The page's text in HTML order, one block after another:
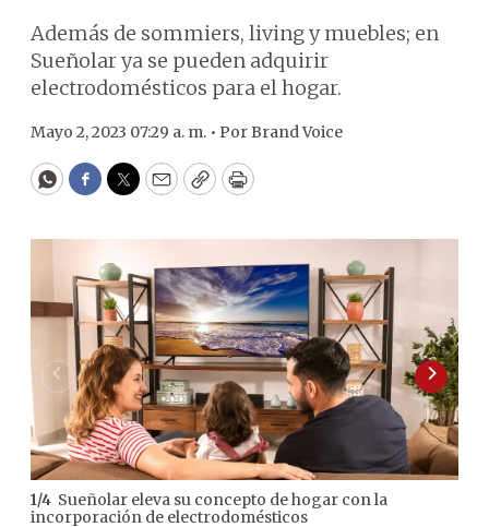
Además de sommiers, living y muebles; en
Sueñolar ya se pueden adquirir
electrodomésticos para el hogar.
Mayo 2, 2023 07:29 a. m. • PorBrand Voice
WhatsApp
Facebook
Twitter
EmailCopyPrint
1/4 Sueñolar eleva su concepto de hogar con la
incorporación de electrodomésticos